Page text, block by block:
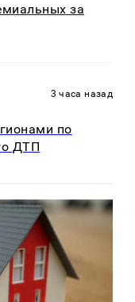
за
3 часа назад
по
ДТП